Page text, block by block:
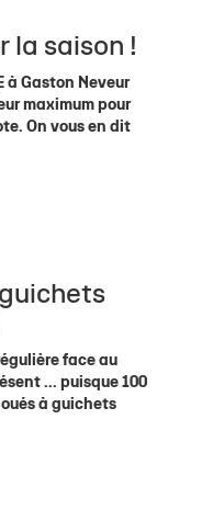
la saison !
à Gaston Neveur
maximum pour
On vous en dit
face au
... puisque 100
à guichets